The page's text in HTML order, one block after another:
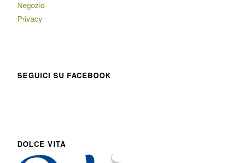
Negozio
Privacy
SEGUICI SU FACEBOOK
DOLCE VITA